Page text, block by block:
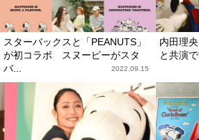
スターバックスと「PEANUTS」
が初コラボ スヌーピーがスタ
バ...
2022.09.15
内田理
と共演